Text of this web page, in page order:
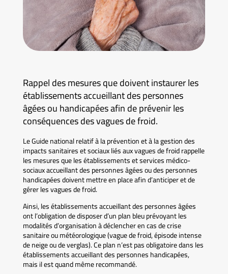
Rappel des mesures que doivent instaurer les
établissements accueillant des personnes
âgées ou handicapées afin de prévenir les
conséquences des vagues de froid.
Le Guide national relatif à la prévention et à la gestion des
impacts sanitaires et sociaux liés aux vagues de froid rappelle
les mesures que les établissements et services médico-
sociaux accueillant des personnes âgées ou des personnes
handicapées doivent mettre en place afin d’anticiper et de
gérer les vagues de froid.
Ainsi, les établissements accueillant des personnes âgées
ont l’obligation de disposer d’un plan bleu prévoyant les
modalités d’organisation à déclencher en cas de crise
sanitaire ou météorologique (vague de froid, épisode intense
de neige ou de verglas). Ce plan n’est pas obligatoire dans les
établissements accueillant des personnes handicapées,
mais il est quand même recommandé.